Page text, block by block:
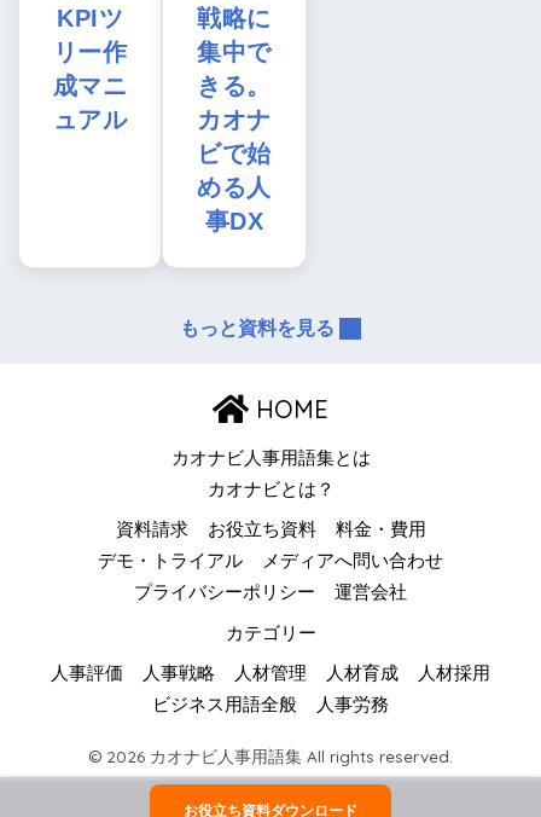
KPIツ
リー作
成マニ
ュアル
戦略に
集中で
きる。
カオナ
ビで始
める人
事DX
もっと資料を見る
HOME
カオナビ人事用語集とは
カオナビとは？
資料請求 お役立ち資料
料金・費用
デモ・トライアル
メディアへ問い合わせ
プライバシーポリシー
運営会社
カテゴリー
人事評価 人事戦略 人材管理 人材育成
人材採用
ビジネス用語全般
人事労務
© 2026 カオナビ人事用語集 All rights reserved.
お役立ち資料ダウンロード